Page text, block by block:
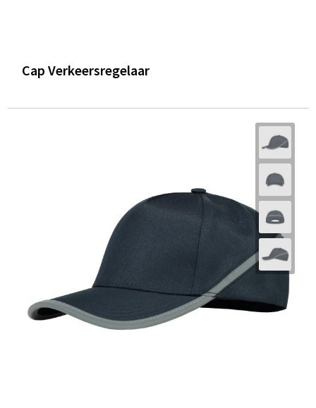
Cap Verkeersregelaar